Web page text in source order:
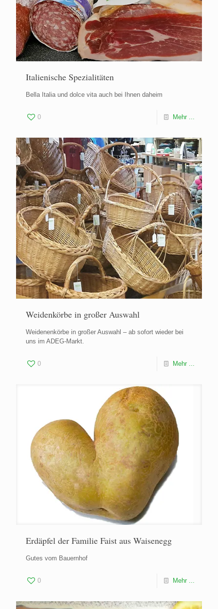
Italienische Spezialitäten
Bella Italia und dolce vita auch bei Ihnen daheim
0 Mehr ...
Weidenkörbe in großer Auswahl
Weidenenkörbe in großer Auswahl – ab sofort wieder bei
uns im ADEG-Markt.
0 Mehr ...
Erdäpfel der Familie Faist aus Waisenegg
Gutes vom Bauernhof
0 Mehr ...